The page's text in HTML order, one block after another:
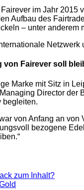
im Jahr
Aufbau des
– unter anderem
von Fairever soll
Marke mit Sitz in
Director der
begleiten.
von Anfang an
bezogene
zum Inhalt?